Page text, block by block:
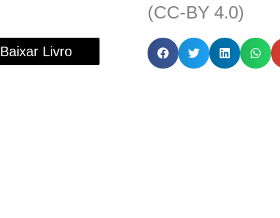
(CC-BY 4.0)
Baixar Livro